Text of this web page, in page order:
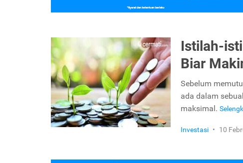
Istilah-
Biar
Sebelum
ada dalam
maksimal.
Investasi • 10